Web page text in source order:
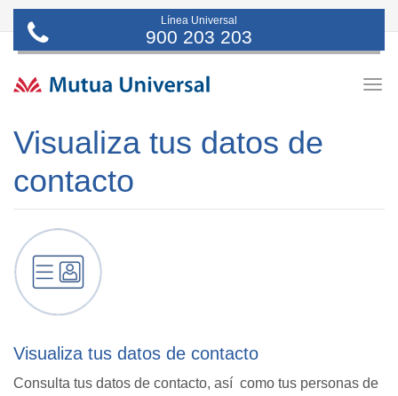
Línea Universal
900 203 203
Visualiza tus datos de
contacto
Visualiza tus datos de contacto
Consulta tus datos de contacto, así como tus personas de